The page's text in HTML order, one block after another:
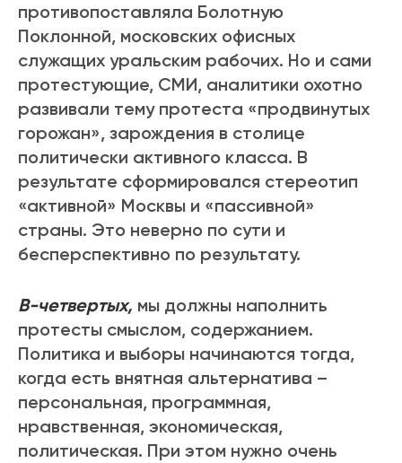
противопоставляла Болотную
Поклонной, московских офисных
служащих уральским рабочих. Но и сами
протестующие, СМИ, аналитики охотно
развивали тему протеста «продвинутых
горожан», зарождения в столице
политически активного класса. В
результате сформировался стереотип
«активной» Москвы и «пассивной»
страны. Это неверно по сути и
бесперспективно по результату.
В-четвертых, мы должны наполнить
протесты смыслом, содержанием.
Политика и выборы начинаются тогда,
когда есть внятная альтернатива –
персональная, программная,
нравственная, экономическая,
политическая. При этом нужно очень